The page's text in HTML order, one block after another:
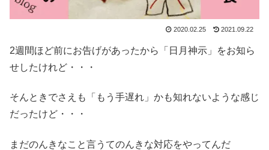
2020.02.25 2021.09.22
2週間ほど前にお告げがあったから「日月神示」をお知ら
せしたけれど・・・
そんときでさえも「もう手遅れ」かも知れないような感じ
だったけど・・・
まだのんきなこと言うてのんきな対応をやってんだ